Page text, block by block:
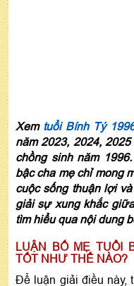
Xem tuổi Bính Tý
năm 2023, 2024,
chồng sinh năm
bậc cha mẹ chỉ mong
cuộc sống thuận lợi
giải sự xung khắc
tìm hiểu qua nội dung
LUẬN BỐ MẸ TUỔI
TỐT NHƯ THẾ NÀO?
Để luận giải điều này,